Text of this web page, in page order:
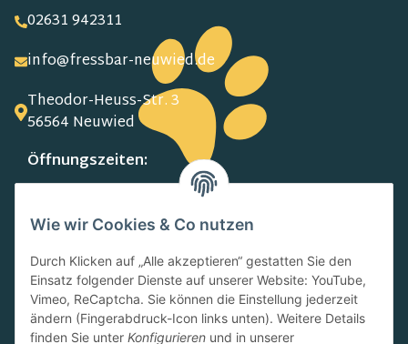
02631 942311
info@fressbar-neuwied.de
Theodor-Heuss-Str. 3
56564 Neuwied
Öffnungszeiten:
09.00-13.00 Uhr
15.00-18.00 Uhr
SA:
10.00-13.00 Uhr
Newsletter
Wie wir Cookies & Co nutzen
Durch Klicken auf „Alle akzeptieren“ gestatten Sie den
Einsatz folgender Dienste auf unserer Website: YouTube,
Vimeo, ReCaptcha. Sie können die Einstellung jederzeit
ändern (Fingerabdruck-Icon links unten). Weitere Details
finden Sie unter Konfigurieren und in unserer